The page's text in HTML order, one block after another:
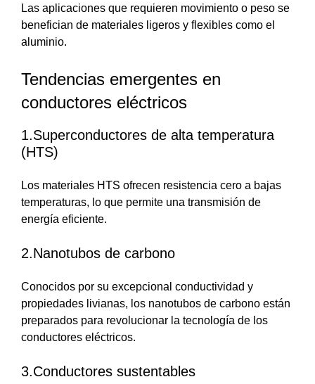
Las aplicaciones que requieren movimiento o peso se
benefician de materiales ligeros y flexibles como el
aluminio.
Tendencias emergentes en
conductores eléctricos
1.Superconductores de alta temperatura
(HTS)
Los materiales HTS ofrecen resistencia cero a bajas
temperaturas, lo que permite una transmisión de
energía eficiente.
2.Nanotubos de carbono
Conocidos por su excepcional conductividad y
propiedades livianas, los nanotubos de carbono están
preparados para revolucionar la tecnología de los
conductores eléctricos.
3.Conductores sustentables